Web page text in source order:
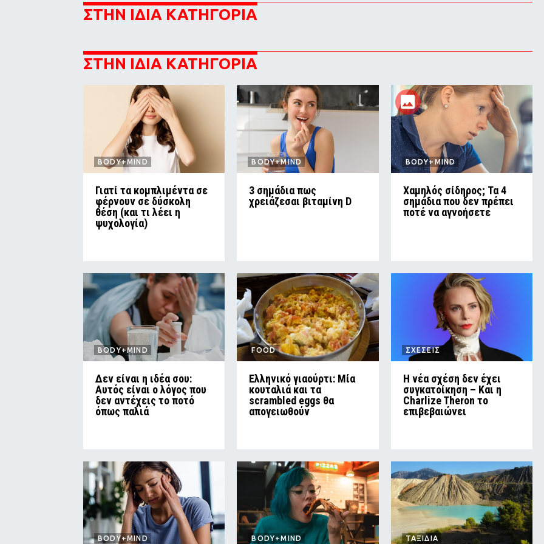
ΣΤΗΝ ΙΔΙΑ ΚΑΤΗΓΟΡΙΑ
ΣΤΗΝ ΙΔΙΑ ΚΑΤΗΓΟΡΙΑ
BODY+MIND
Γιατί τα κομπλιμέντα σε
φέρνουν σε δύσκολη
θέση (και τι λέει η
ψυχολογία)
BODY+MIND
3 σημάδια πως
χρειάζεσαι βιταμίνη D
BODY+MIND
Χαμηλός σίδηρος; Τα 4
σημάδια που δεν πρέπει
ποτέ να αγνοήσετε
BODY+MIND
Δεν είναι η ιδέα σου:
Αυτός είναι ο λόγος που
δεν αντέχεις το ποτό
όπως παλιά
FOOD
Ελληνικό γιαούρτι: Μία
κουταλιά και τα
scrambled eggs θα
απογειωθούν
ΣΧΕΣΕΙΣ
Η νέα σχέση δεν έχει
συγκατοίκηση – Και η
Charlize Theron το
επιβεβαιώνει
BODY+MIND BODY+MIND ΤΑΞΙΔΙΑ